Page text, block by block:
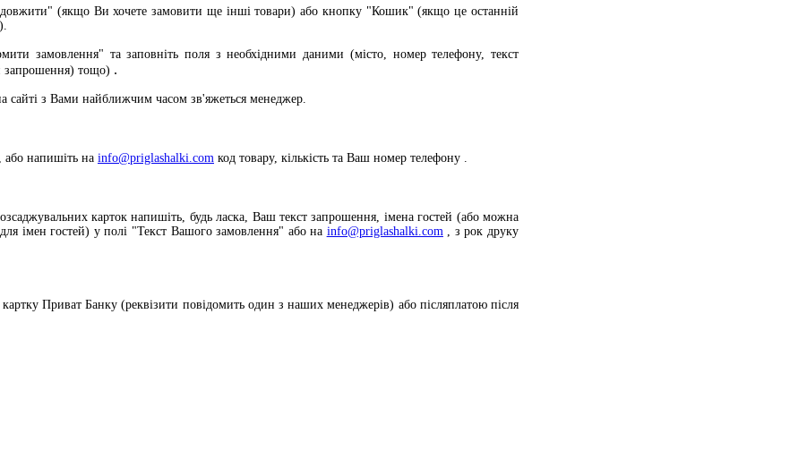
(якщо Ви хочете замовити ще інші товари) або кнопку "Кошик" (якщо це останній
замовлення" та заповніть поля з необхідними даними (місто, номер телефону, текст
тощо) .
сайті з Вами найближчим часом зв'яжеться менеджер.
або напишіть на info@priglashalki.com код товару, кількість та Ваш номер телефону
карток напишіть, будь ласка, Ваш текст запрошення, імена гостей (або можна
імен гостей) у полі "Текст Вашого замовлення" або на info@priglashalki.com , зрок друку
Приват Банку (реквізити повідомить один з наших менеджерів) або післяплатою після